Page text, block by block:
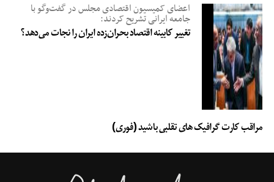
اعضای کمیسیون اقتصادی مجلس در گفت‌وگو با
جامعه ایرانی تشریح کردند:
تغییر کابینه اقتصاد بحران‌زده ایران را نجات می‌دهد؟
مراقب کارت گرافیک های تقلبی باشید (فوری)